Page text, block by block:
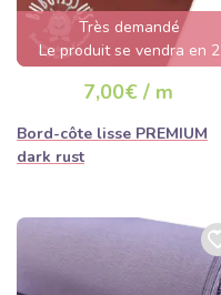
Très demandé
Le produit se vendra en 2
jours
7,00€ / m
Bord-côte lisse PREMIUM
dark rust